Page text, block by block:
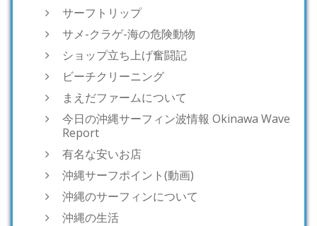
サーフトリップ
サメ-クラゲ-海の危険動物
ショップ立ち上げ奮闘記
ビーチクリーニング
まえだファームについて
今日の沖縄サーフィン波情報 Okinawa Wave
Report
有名な安いお店
沖縄サーフポイント(動画)
沖縄のサーフィンについて
沖縄の生活